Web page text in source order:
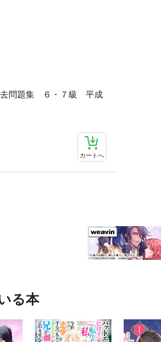
去問題集 ６・７級 平成
カートへ
る本